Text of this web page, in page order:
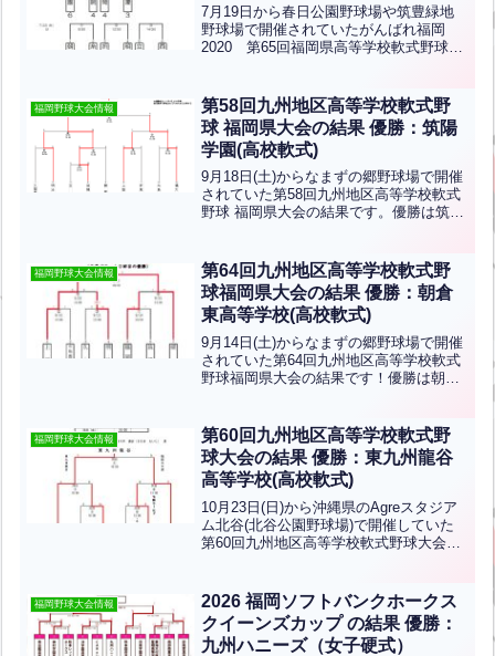
7月19日から春日公園野球場や筑豊緑地
野球場で開催されていたがんばれ福岡
2020 第65回福岡県高等学校軟式野球大
＝＝＝＝＝＝＝＝＝＝＝＝＝＝＝今日も
記事を最後までお読...全文はクリック
福岡野球大会情報
第58回九州地区高等学校軟式野
球 福岡県大会の結果 優勝：筑陽
学園(高校軟式)
9月18日(土)からなまずの郷野球場で開催
されていた第58回九州地区高等学校軟式
野球 福岡県大会の結果です。優勝は筑陽
鹿児島県で開催される九州大会に出場し
ます！
福岡野球大会情報
第64回九州地区高等学校軟式野
球福岡県大会の結果 優勝：朝倉
東高等学校(高校軟式)
9月14日(土)からなまずの郷野球場で開催
されていた第64回九州地区高等学校軟式
野球福岡県大会の結果です！優勝は朝倉
日(日)から大分県の「レゾナックスタジ
アム」で開...全文はクリック
福岡野球大会情報
第60回九州地区高等学校軟式野
球大会の結果 優勝：東九州龍谷
高等学校(高校軟式)
10月23日(日)から沖縄県のAgreスタジア
ム北谷(北谷公園野球場)で開催していた
第60回九州地区高等学校軟式野球大会の
(福岡)です。優勝おめでとうございま
す！福岡...全文はクリック
福岡野球大会情報
2026 福岡ソフトバンクホークス
クイーンズカップ の結果 優勝：
九州ハニーズ（女子硬式）